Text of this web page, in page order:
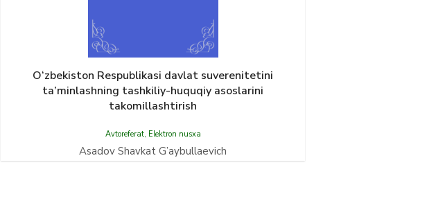
O‘zbekiston Respublikasi davlat suverenitetini
ta’minlashning tashkiliy-huquqiy asoslarini
takomillashtirish
Avtoreferat, Elektron nusxa
Asadov Shavkat G’aybullaevich